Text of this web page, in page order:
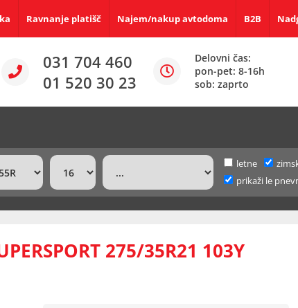
Ravnanje platišč Najem/nakup avtodoma B2B
031 704 460
01 520 30 23
Delovni čas:
pon-pet: 8-16h
sob: zaprto
letne
prikaži le
275/35R21 103Y